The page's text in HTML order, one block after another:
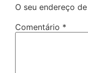
O seu endereço
Comentário *